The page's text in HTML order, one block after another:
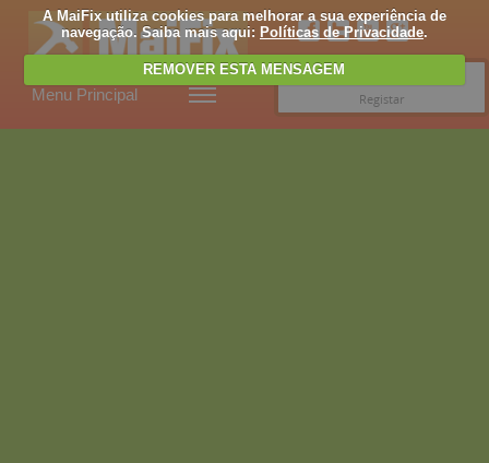
A MaiFix utiliza cookies para melhorar a sua experiência de
navegação. Saiba mais aqui: Políticas de Privacidade.
REMOVER ESTA MENSAGEM
Menu Principal
Registar